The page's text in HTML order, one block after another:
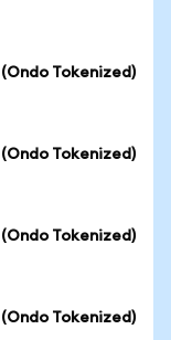
Tokenized)
Tokenized)
Tokenized)
Tokenized)